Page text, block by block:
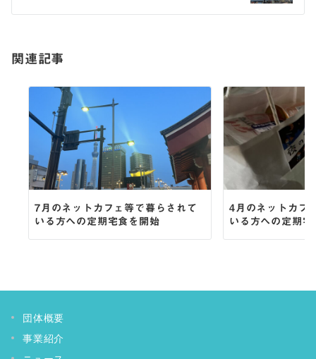
シ
ン
関連記事
7月のネットカフェ等で暮らされて
いる方への定期宅食を開始
4月のネットカフ
いる方への定期宅
団体概要
事業紹介